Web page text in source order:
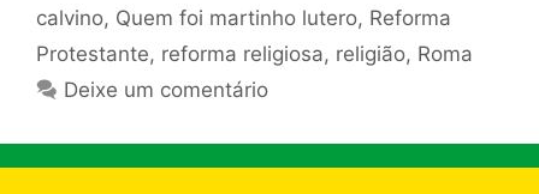
calvino, Quem foi martinho lutero, Reforma
Protestante, reforma religiosa, religião, Roma
Deixe um comentário